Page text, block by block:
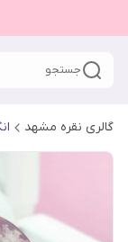
جستجو
گالری نقره مشهد